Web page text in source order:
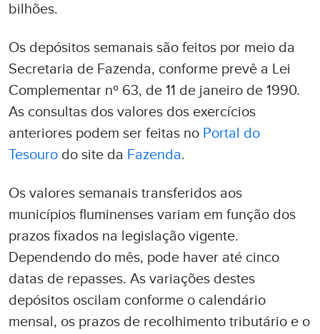
bilhões.
Os depósitos semanais são feitos por meio da
Secretaria de Fazenda, conforme prevê a Lei
Complementar nº 63, de 11 de janeiro de 1990.
As consultas dos valores dos exercícios
anteriores podem ser feitas no Portal do
Tesouro do site da Fazenda.
Os valores semanais transferidos aos
municípios fluminenses variam em função dos
prazos fixados na legislação vigente.
Dependendo do mês, pode haver até cinco
datas de repasses. As variações destes
depósitos oscilam conforme o calendário
mensal, os prazos de recolhimento tributário e o